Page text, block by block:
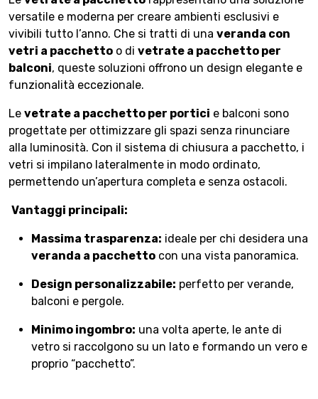
versatile e moderna per creare ambienti esclusivi e
vivibili tutto l’anno. Che si tratti di una veranda con
vetri a pacchetto o di vetrate a pacchetto per
balconi, queste soluzioni offrono un design elegante e
funzionalità eccezionale.
Le vetrate a pacchetto per portici e balconi sono
progettate per ottimizzare gli spazi senza rinunciare
alla luminosità. Con il sistema di chiusura a pacchetto, i
vetri si impilano lateralmente in modo ordinato,
permettendo un’apertura completa e senza ostacoli.
Vantaggi principali:
Massima trasparenza: ideale per chi desidera una
veranda a pacchetto con una vista panoramica.
Design personalizzabile: perfetto per verande,
balconi e pergole.
Minimo ingombro: una volta aperte, le ante di
vetro si raccolgono su un lato e formando un vero e
proprio “pacchetto”.